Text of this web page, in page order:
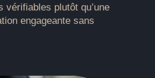
vérifiables plutôt qu’une
engageante sans